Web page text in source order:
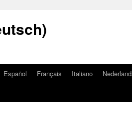
Español Français Italiano